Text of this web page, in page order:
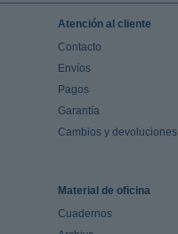
Atención al cliente
Contacto
Envíos
Pagos
Garantía
Cambios y devoluciones
Material de oficina
Cuadernos